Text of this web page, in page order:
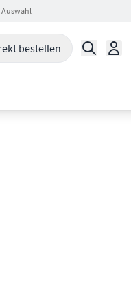
bestellen Suche